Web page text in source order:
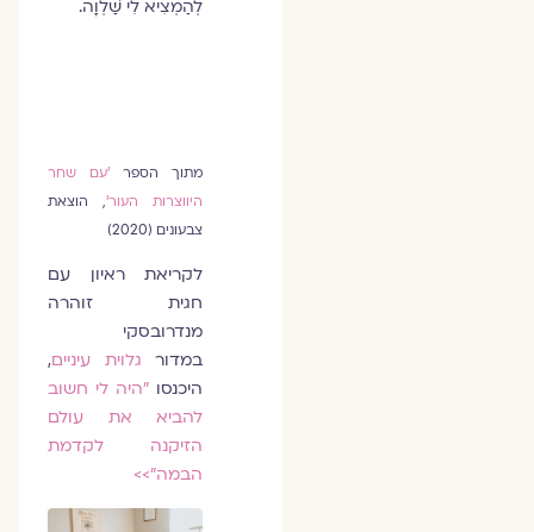
לְהַמְצִיא לִי שַׁלְוָה.
מתוך הספר 'עם שחר
היווצרות העור', הוצאת
צבעונים (2020)
לקריאת ראיון עם
חגית זוהרה
מנדרובסקי
במדור גלוית עיניים,
היכנסו״היה לי חשוב
להביא את עולם
הזיקנה לקדמת
הבמה״>>